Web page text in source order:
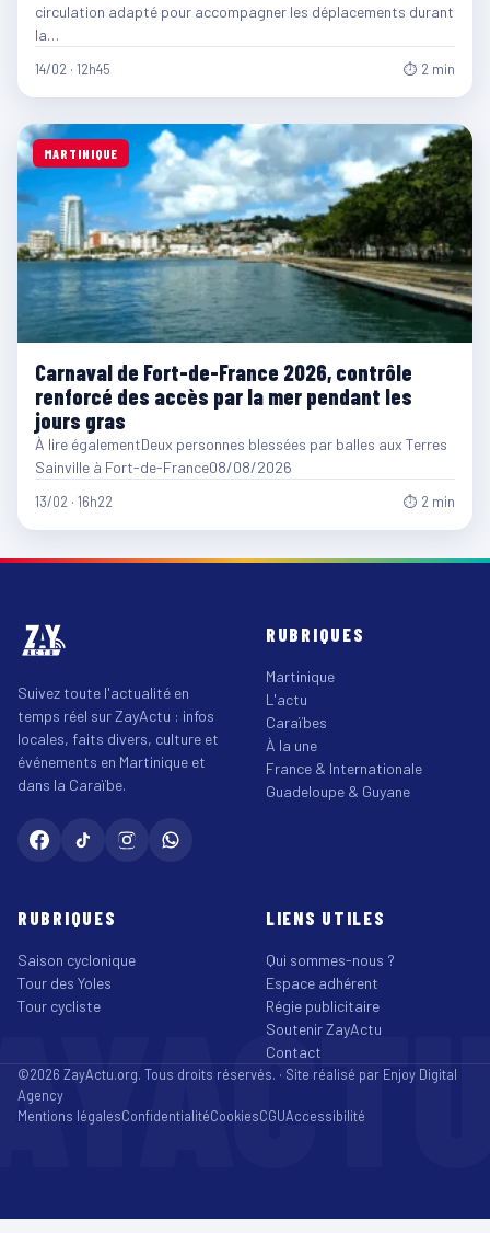
circulation adapté pour accompagner les déplacements durant
la…
14/02 · 12h45 ⏱ 2 min
MARTINIQUE
Carnaval de Fort-de-France 2026, contrôle
renforcé des accès par la mer pendant les
jours gras
À lire égalementDeux personnes blessées par balles aux Terres
Sainville à Fort-de-France08/08/2026
13/02 · 16h22 ⏱ 2 min
Suivez toute l'actualité en
temps réel sur ZayActu : infos
locales, faits divers, culture et
événements en Martinique et
dans la Caraïbe.
RUBRIQUES
Martinique
L'actu
Caraïbes
À la une
France & Internationale
Guadeloupe & Guyane
RUBRIQUES
Saison cyclonique
Tour des Yoles
Tour cycliste
LIENS UTILES
Qui sommes-nous ?
Espace adhérent
Régie publicitaire
Soutenir ZayActu
Contact
©2026 ZayActu.org. Tous droits réservés. · Site réalisé par Enjoy Digital
Agency
Mentions légalesConfidentialitéCookiesCGUAccessibilité